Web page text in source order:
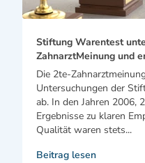
Stiftung Warentest
ZahnarztMeinung und
Die 2te-
Untersuchungen der
ab. In den Jahren 2006,
Ergebnisse zu klaren
Qualität waren stets...
Beitrag lesen